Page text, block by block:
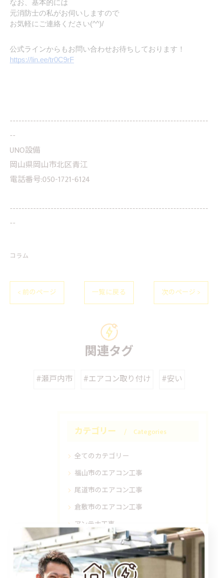
なお、基本的には
元消防士の私がお伺いしますので
お気軽にご連絡ください(^^)/
公式ラインからもお問い合わせお待ちしております！
https://lin.ee/tr0C9rF
--------------------------------------------------------------------
--
UNO設備
岡山県岡山市北区青江
電話番号:050-1721-6124
--------------------------------------------------------------------
--
コラム
< 前のページ 一覧に戻る 次のページ >
関連タグ
#瀬戸内市 #エアコン取り付け #安い
カテゴリー Categories
全てのカテゴリー
福山市のエアコン工事
尾道市のエアコン工事
倉敷市のエアコン工事
アンテナ工事
電気工事
お知らせ
施工事例